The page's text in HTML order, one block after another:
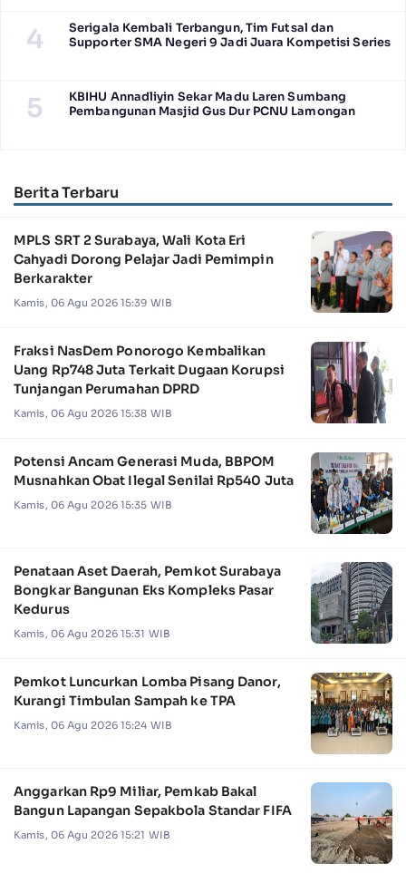
4
Serigala Kembali Terbangun, Tim Futsal dan
Supporter SMA Negeri 9 Jadi Juara Kompetisi Series
5
KBIHU Annadliyin Sekar Madu Laren Sumbang
Pembangunan Masjid Gus Dur PCNU Lamongan
Berita Terbaru
MPLS SRT 2 Surabaya, Wali Kota Eri
Cahyadi Dorong Pelajar Jadi Pemimpin
Berkarakter
Kamis, 06 Agu 2026 15:39 WIB
Fraksi NasDem Ponorogo Kembalikan
Uang Rp748 Juta Terkait Dugaan Korupsi
Tunjangan Perumahan DPRD
Kamis, 06 Agu 2026 15:38 WIB
Potensi Ancam Generasi Muda, BBPOM
Musnahkan Obat Ilegal Senilai Rp540 Juta
Kamis, 06 Agu 2026 15:35 WIB
Penataan Aset Daerah, Pemkot Surabaya
Bongkar Bangunan Eks Kompleks Pasar
Kedurus
Kamis, 06 Agu 2026 15:31 WIB
Pemkot Luncurkan Lomba Pisang Danor,
Kurangi Timbulan Sampah ke TPA
Kamis, 06 Agu 2026 15:24 WIB
Anggarkan Rp9 Miliar, Pemkab Bakal
Bangun Lapangan Sepakbola Standar FIFA
Kamis, 06 Agu 2026 15:21 WIB